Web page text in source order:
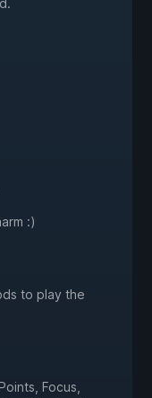
:)
to play the
Focus,